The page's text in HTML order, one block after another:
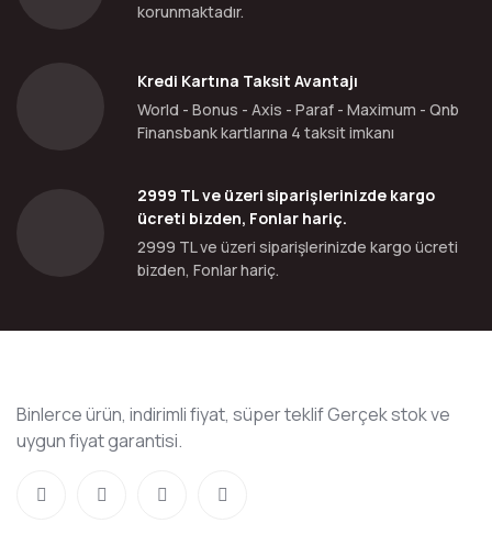
korunmaktadır.
Kredi Kartına Taksit Avantajı
World - Bonus - Axis - Paraf - Maximum - Qnb
Finansbank kartlarına 4 taksit imkanı
2999 TL ve üzeri siparişlerinizde kargo
ücreti bizden, Fonlar hariç.
2999 TL ve üzeri siparişlerinizde kargo ücreti
bizden, Fonlar hariç.
Binlerce ürün, indirimli fiyat, süper teklif Gerçek stok ve
uygun fiyat garantisi.